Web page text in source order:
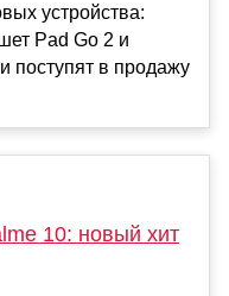
устройства:
Pad Go 2 и
поступят в продажу
10: новый хит